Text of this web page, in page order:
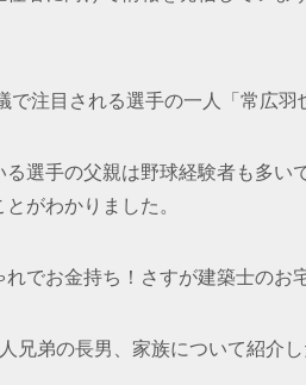
で注目される選手の一人「常広羽
る選手の父親は野球経験者も多
がわかりました。
でお金持ち！さすが建築士のお
兄弟の長男、家族について紹介し